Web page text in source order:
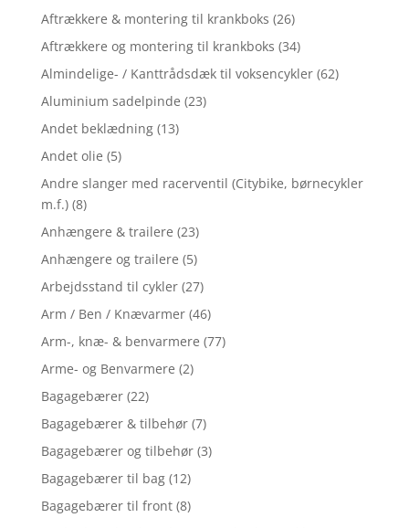
Aftrækkere & montering til krankboks (26)
Aftrækkere og montering til krankboks (34)
Almindelige- / Kanttrådsdæk til voksencykler (62)
Aluminium sadelpinde (23)
Andet beklædning (13)
Andet olie (5)
Andre slanger med racerventil (Citybike, børnecykler
m.f.) (8)
Anhængere & trailere (23)
Anhængere og trailere (5)
Arbejdsstand til cykler (27)
Arm / Ben / Knævarmer (46)
Arm-, knæ- & benvarmere (77)
Arme- og Benvarmere (2)
Bagagebærer (22)
Bagagebærer & tilbehør (7)
Bagagebærer og tilbehør (3)
Bagagebærer til bag (12)
Bagagebærer til front (8)